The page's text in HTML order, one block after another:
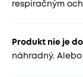
respiračným
Produkt nie je
náhradný.